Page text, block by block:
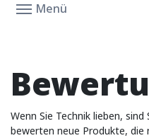
Menü
Wenn Sie Technik lieben,
bewerten neue Produkte, die